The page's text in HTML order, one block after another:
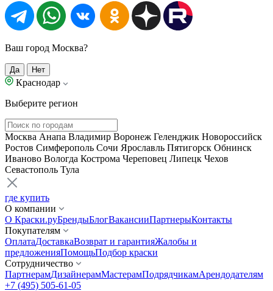
Ваш город Москва?
Да Нет
Краснодар
Выберите регион
Москва Анапа Владимир Воронеж Геленджик Новороссийск
Ростов Симферополь Сочи Ярославль Пятигорск Обнинск
Иваново Вологда Кострома Череповец Липецк Чехов
Севастополь Тула
где купить
О компании
О Краски.руБрендыБлогВакансииПартнерыКонтакты
Покупателям
ОплатаДоставкаВозврат и гарантияЖалобы и
предложенияПомощьПодбор краски
Сотрудничество
ПартнерамДизайнерамМастерамПодрядчикамАрендодателям
+7 (495) 505-61-05